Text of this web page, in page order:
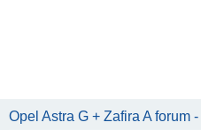
Opel Astra G + Zafira A forum